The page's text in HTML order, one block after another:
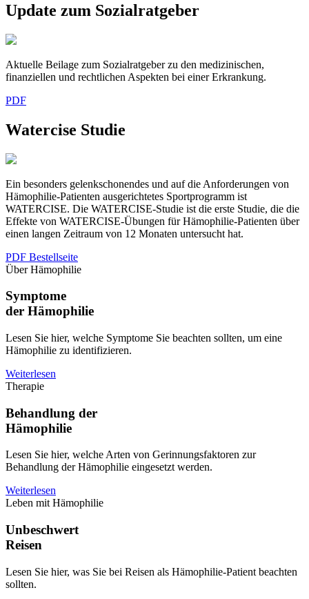
Update zum Sozialratgeber
Aktuelle Beilage zum Sozialratgeber zu den medizinischen,
finanziellen und rechtlichen Aspekten bei einer Erkrankung.
PDF
Watercise Studie
Ein besonders gelenkschonendes und auf die Anforderungen von
Hämophilie-Patienten ausgerichtetes Sportprogramm ist
WATERCISE. Die WATERCISE-Studie ist die erste Studie, die die
Effekte von WATERCISE-Übungen für Hämophilie-Patienten über
einen langen Zeitraum von 12 Monaten untersucht hat.
PDF Bestellseite
Über Hämophilie
Symptome
der Hämophilie
Lesen Sie hier, welche Symptome Sie beachten sollten, um eine
Hämophilie zu identifizieren.
Weiterlesen
Therapie
Behandlung der
Hämophilie
Lesen Sie hier, welche Arten von Gerinnungsfaktoren zur
Behandlung der Hämophilie eingesetzt werden.
Weiterlesen
Leben mit Hämophilie
Unbeschwert
Reisen
Lesen Sie hier, was Sie bei Reisen als Hämophilie-Patient beachten
sollten.